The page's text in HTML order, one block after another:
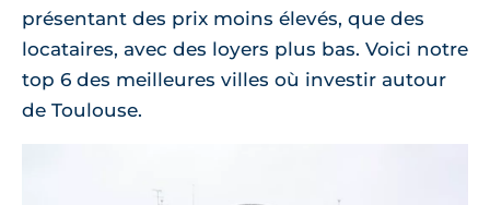
présentant des prix moins élevés, que des
locataires, avec des loyers plus bas. Voici notre
top 6 des meilleures villes où investir autour
de Toulouse.